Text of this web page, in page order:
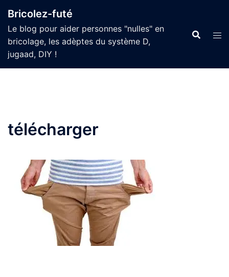
au
contenu
Bricolez-futé
Le blog pour aider personnes "nulles" en
bricolage, les adèptes du système D,
jugaad, DIY !
télécharger